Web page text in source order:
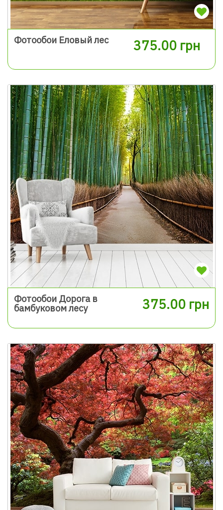
Фотообои Еловый лес 375.00 грн
Фотообои Дорога в
бамбуковом лесу
375.00 грн